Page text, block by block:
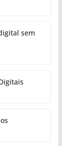
sem